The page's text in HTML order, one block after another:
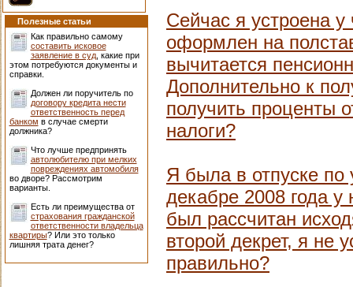
Полезные статьи
Как правильно самому
составить исковое
заявление в суд, какие при
этом потребуются документы и
справки.
Должен ли поручитель по
договору кредита нести
ответственность перед
банком в случае смерти
должника?
Что лучше предпринять
автолюбителю при мелких
повреждениях автомобиля
во дворе? Рассмотрим
варианты.
Есть ли преимущества от
страхования гражданской
ответственности владельца
квартиры? Или это только
лишняя трата денег?
Сейчас я устроена у
оформлен на
вычитается
Дополнительно к
получить проценты
налоги?
Я была в отпуске по
декабре 2008 года
был рассчитан
второй декрет, я не
правильно?